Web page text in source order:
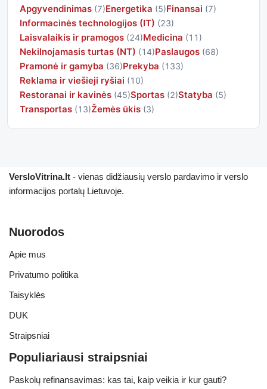
Apgyvendinimas (7)Energetika (5)Finansai (7)
Informacinės technologijos (IT) (23)
Laisvalaikis ir pramogos (24)Medicina (11)
Nekilnojamasis turtas (NT) (14)Paslaugos (68)
Pramonė ir gamyba (36)Prekyba (133)
Reklama ir viešieji ryšiai (10)
Restoranai ir kavinės (45)Sportas (2)Statyba (5)
Transportas (13)Žemės ūkis (3)
VersloVitrina.lt - vienas didžiausių verslo pardavimo ir verslo
informacijos portalų Lietuvoje.
Nuorodos
Apie mus
Privatumo politika
Taisyklės
DUK
Straipsniai
Populiariausi straipsniai
Paskolų refinansavimas: kas tai, kaip veikia ir kur gauti?